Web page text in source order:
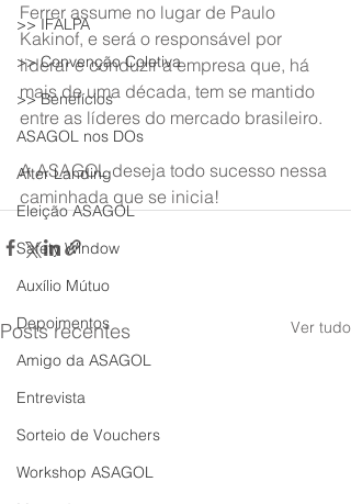
>> IFALPA
>> Convenção Coletiva
>> Benefícios
ASAGOL nos DOs
After Landing
Eleição ASAGOL
Safety Window
Auxílio Mútuo
Depoimentos
Amigo da ASAGOL
Entrevista
Sorteio de Vouchers
Workshop ASAGOL
Ferrer assume no lugar de Paulo
Kakinof, e será o responsável por
liderar e conduzir a empresa que, há
mais de uma década, tem se mantido
entre as líderes do mercado brasileiro.
A ASAGOL deseja todo sucesso nessa
caminhada que se inicia!
Posts recentes Ver tudo